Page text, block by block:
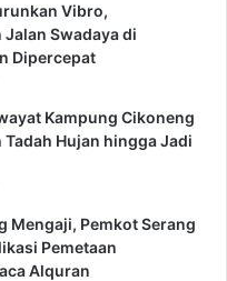
Vibro,
Swadaya di
Dipercepat
Kampung Cikoneng
Tadah Hujan hingga Jadi
Mengaji, Pemkot Serang
Pemetaan
Alquran